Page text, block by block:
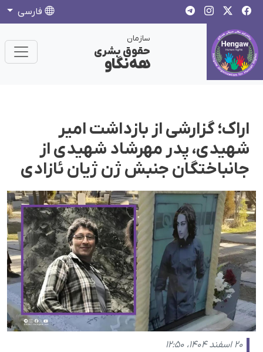
فارسی
سازمان
حقوق بشری
هەنگاو
اراک؛ گزارشی از بازداشت امیر
شهیدی، پدر مهرشاد شهیدی از
جانباختگان جنبش ژن ژیان ئازادی
۲۰ اسفند ۱۴۰۴، ۱۲:۵۰